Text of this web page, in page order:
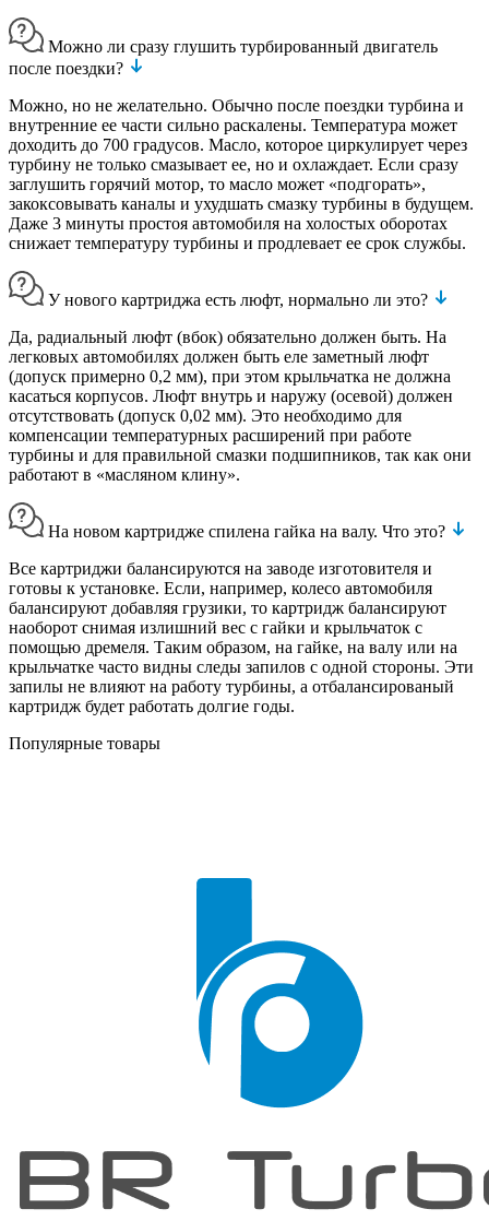
Можно ли сразу глушить турбированный двигатель
после поездки?
Можно, но не желательно. Обычно после поездки турбина и
внутренние ее части сильно раскалены. Температура может
доходить до 700 градусов. Масло, которое циркулирует через
турбину не только смазывает ее, но и охлаждает. Если сразу
заглушить горячий мотор, то масло может «подгорать»,
закоксовывать каналы и ухудшать смазку турбины в будущем.
Даже 3 минуты простоя автомобиля на холостых оборотах
снижает температуру турбины и продлевает ее срок службы.
У нового картриджа есть люфт, нормально ли это?
Да, радиальный люфт (вбок) обязательно должен быть. На
легковых автомобилях должен быть еле заметный люфт
(допуск примерно 0,2 мм), при этом крыльчатка не должна
касаться корпусов. Люфт внутрь и наружу (осевой) должен
отсутствовать (допуск 0,02 мм). Это необходимо для
компенсации температурных расширений при работе
турбины и для правильной смазки подшипников, так как они
работают в «масляном клину».
На новом картридже спилена гайка на валу. Что это?
Все картриджи балансируются на заводе изготовителя и
готовы к установке. Если, например, колесо автомобиля
балансируют добавляя грузики, то картридж балансируют
наоборот снимая излишний вес с гайки и крыльчаток с
помощью дремеля. Таким образом, на гайке, на валу или на
крыльчатке часто видны следы запилов с одной стороны. Эти
запилы не влияют на работу турбины, а отбалансированый
картридж будет работать долгие годы.
Популярные товары